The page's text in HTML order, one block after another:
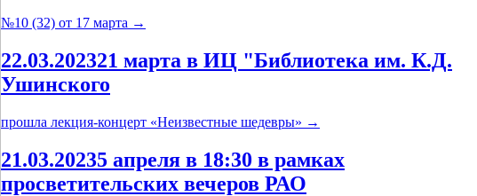
№10 (32) от 17 марта →
22.03.202321 марта в ИЦ "Библиотека им. К.Д.
Ушинского
прошла лекция-концерт «Неизвестные шедевры» →
21.03.20235 апреля в 18:30 в рамках
просветительских вечеров РАО